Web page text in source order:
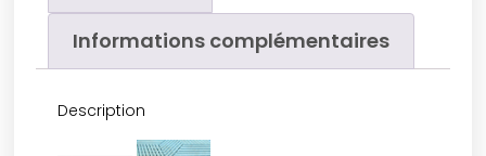
Informations complémentaires
Description